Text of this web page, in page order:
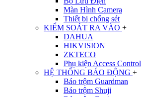
Màn Hình Camera
Thiết bị chống sét
KIỂM SOÁT RA VÀO +
DAHUA
HIKVISION
ZKTECO
Phụ kiện Access Control
HỆ THỐNG BÁO ĐỘNG +
Báo trộm Guardman
Báo trộm Shuji